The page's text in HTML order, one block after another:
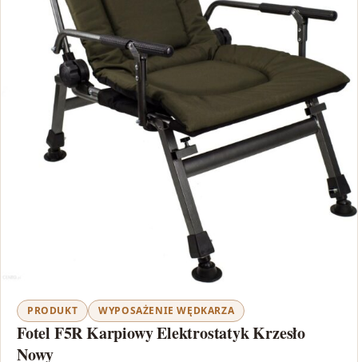
PRODUKT WYPOSAŻENIE WĘDKARZA
Fotel F5R Karpiowy Elektrostatyk Krzesło
Nowy